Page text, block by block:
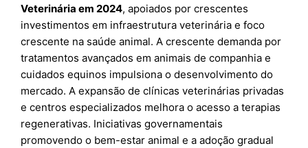
Veterinária em 2024, apoiados por crescentes
investimentos em infraestrutura veterinária e foco
crescente na saúde animal. A crescente demanda por
tratamentos avançados em animais de companhia e
cuidados equinos impulsiona o desenvolvimento do
mercado. A expansão de clínicas veterinárias privadas
e centros especializados melhora o acesso a terapias
regenerativas. Iniciativas governamentais
promovendo o bem-estar animal e a adoção gradual